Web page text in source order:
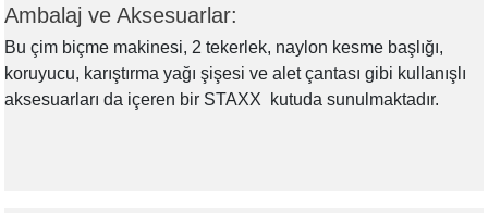
Ambalaj ve Aksesuarlar:
Bu çim biçme makinesi, 2 tekerlek, naylon kesme başlığı,
koruyucu, karıştırma yağı şişesi ve alet çantası gibi kullanışlı
aksesuarları da içeren bir STAXX kutuda sunulmaktadır.